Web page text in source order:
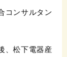
コンサルタン
、松下電器産